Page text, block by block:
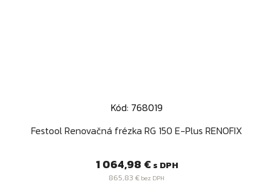
Kód: 768019
Festool Renovačná frézka RG 150 E-Plus RENOFIX
Cena
1 064,98 € s DPH
865,83 € bez DPH